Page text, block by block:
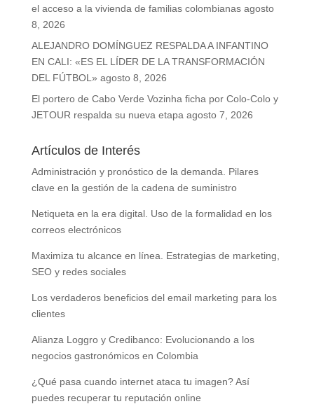
el acceso a la vivienda de familias colombianas agosto
8, 2026
ALEJANDRO DOMÍNGUEZ RESPALDA A INFANTINO
EN CALI: «ES EL LÍDER DE LA TRANSFORMACIÓN
DEL FÚTBOL» agosto 8, 2026
El portero de Cabo Verde Vozinha ficha por Colo-Colo y
JETOUR respalda su nueva etapa agosto 7, 2026
Artículos de Interés
Administración y pronóstico de la demanda. Pilares
clave en la gestión de la cadena de suministro
Netiqueta en la era digital. Uso de la formalidad en los
correos electrónicos
Maximiza tu alcance en línea. Estrategias de marketing,
SEO y redes sociales
Los verdaderos beneficios del email marketing para los
clientes
Alianza Loggro y Credibanco: Evolucionando a los
negocios gastronómicos en Colombia
¿Qué pasa cuando internet ataca tu imagen? Así
puedes recuperar tu reputación online